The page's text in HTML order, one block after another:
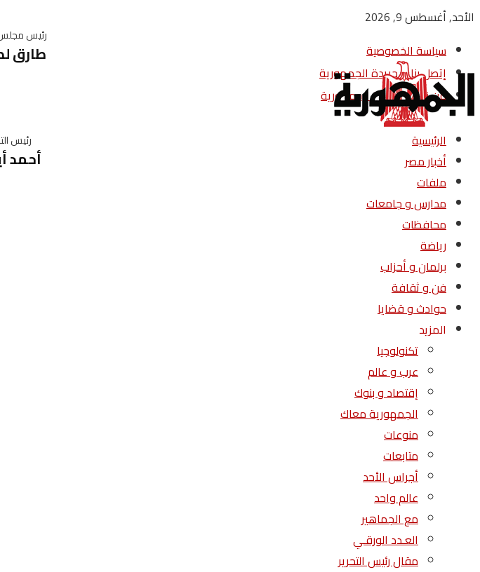
الأحد, أغسطس 9, 2026
سياسة الخصوصية
إتصل بنا – جريدة الجمهورية
من نحن – جريدة الجمهورية
رئيس مجلس
طارق
رئيس
أحمد
الرئيسية
أخبار مصر
ملفات
مدارس و جامعات
محافظات
رياضة
برلمان و أحزاب
فن و ثقافة
حوادث و قضايا
المزيد
تكنولوجيا
عرب و عالم
إقتصاد و بنوك
الجمهورية معاك
منوعات
متابعات
أجراس الأحد
عالم واحد
مع الجماهير
العـدد الورقـي
مقال رئيس التحرير